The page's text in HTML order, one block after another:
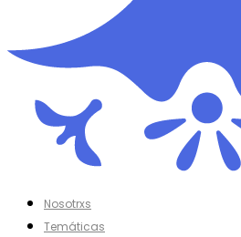
Nosotrxs
Temáticas